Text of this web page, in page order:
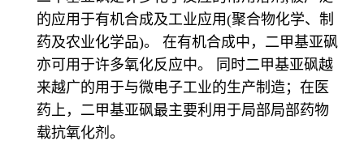
的应用于有机合成及工业应用(聚合物化学、制
药及农业化学品)。 在有机合成中，二甲基亚砜
亦可用于许多氧化反应中。 同时二甲基亚砜越
来越广的用于与微电子工业的生产制造；在医
药上，二甲基亚砜最主要利用于局部局部药物
载抗氧化剂。